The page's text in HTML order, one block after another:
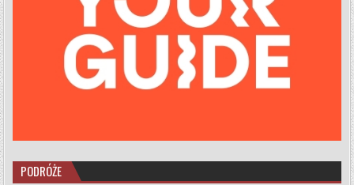
PODRÓŻE